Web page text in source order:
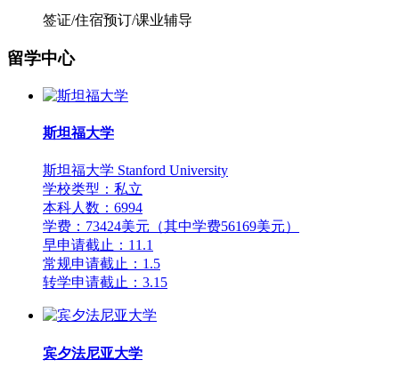
签证/住宿预订/课业辅导
留学中心
斯坦福大学
斯坦福大学 Stanford University
学校类型：私立
本科人数：6994
学费：73424美元（其中学费56169美元）
早申请截止：11.1
常规申请截止：1.5
转学申请截止：3.15
宾夕法尼亚大学